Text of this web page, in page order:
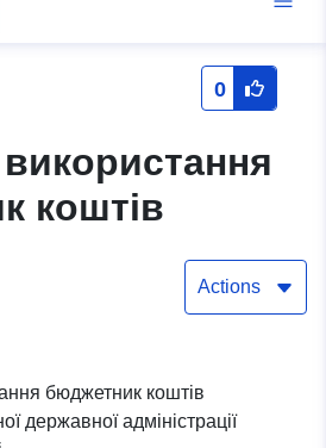
0
коштів
Actions
бюджетник коштів
державної адміністрації